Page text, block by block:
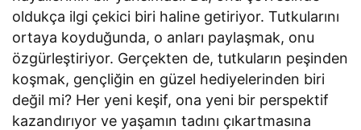
oldukça ilgi çekici biri haline getiriyor. Tutkularını
ortaya koyduğunda, o anları paylaşmak, onu
özgürleştiriyor. Gerçekten de, tutkuların peşinden
koşmak, gençliğin en güzel hediyelerinden biri
değil mi? Her yeni keşif, ona yeni bir perspektif
kazandırıyor ve yaşamın tadını çıkartmasına